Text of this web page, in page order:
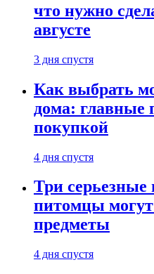
что нужно
августе
3 дня спустя
Как выбрать
дома: главные
покупкой
4 дня спустя
Три
питомцы могут
предметы
4 дня спустя